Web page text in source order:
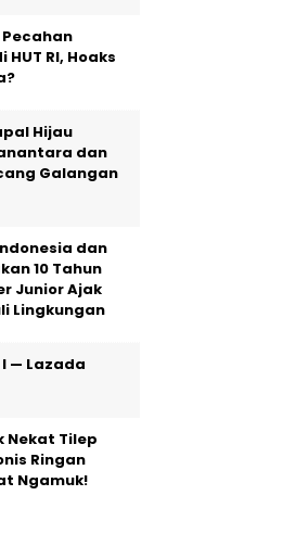
HUT RI, Hoaks
Hijau
dan
Galangan
dan
10 Tahun
Junior Ajak
Lingkungan
I — Lazada
Nekat Tilep
Ringan
Ngamuk!